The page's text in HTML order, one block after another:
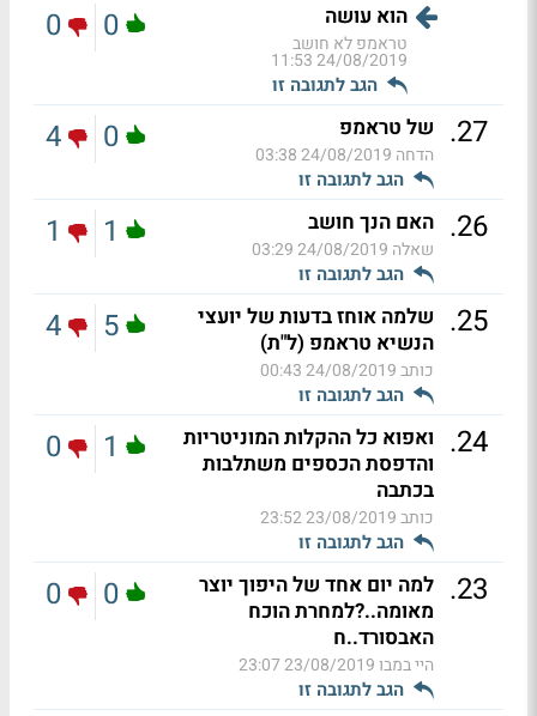
הוא עושה
טראמפ לא חושב
24/08/2019 11:53
הגב לתגובה זו
0
0
27
. של טראמפ
הדחה 24/08/2019 03:38
הגב לתגובה זו
0
4
26
. האם הנך חושב
שאלה 24/08/2019 03:29
הגב לתגובה זו
1
1
25
. שלמה אוחז בדעות של יועצי
הנשיא טראמפ (ל"ת)
כותב24/08/2019 00:43
הגב לתגובה זו
5
4
24
. ואפוא כל ההקלות המוניטריות
והדפסת הכספים משתלבות
בכתבה
כותב23/08/2019 23:52
הגב לתגובה זו
1
0
23
. למה יום אחד של היפוך יוצר
מאומה..?למחרת הוכח
האבסורד..ח
היי במבו23/08/2019 23:07
הגב לתגובה זו
0
0